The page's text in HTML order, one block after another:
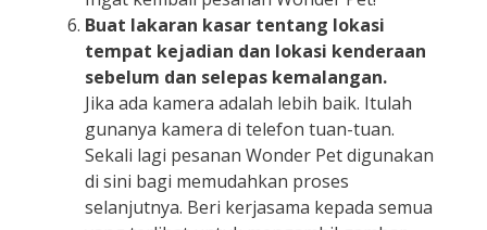
Buat lakaran kasar tentang lokasi
tempat kejadian dan lokasi kenderaan
sebelum dan selepas kemalangan.
Jika ada kamera adalah lebih baik. Itulah
gunanya kamera di telefon tuan-tuan.
Sekali lagi pesanan Wonder Pet digunakan
di sini bagi memudahkan proses
selanjutnya. Beri kerjasama kepada semua